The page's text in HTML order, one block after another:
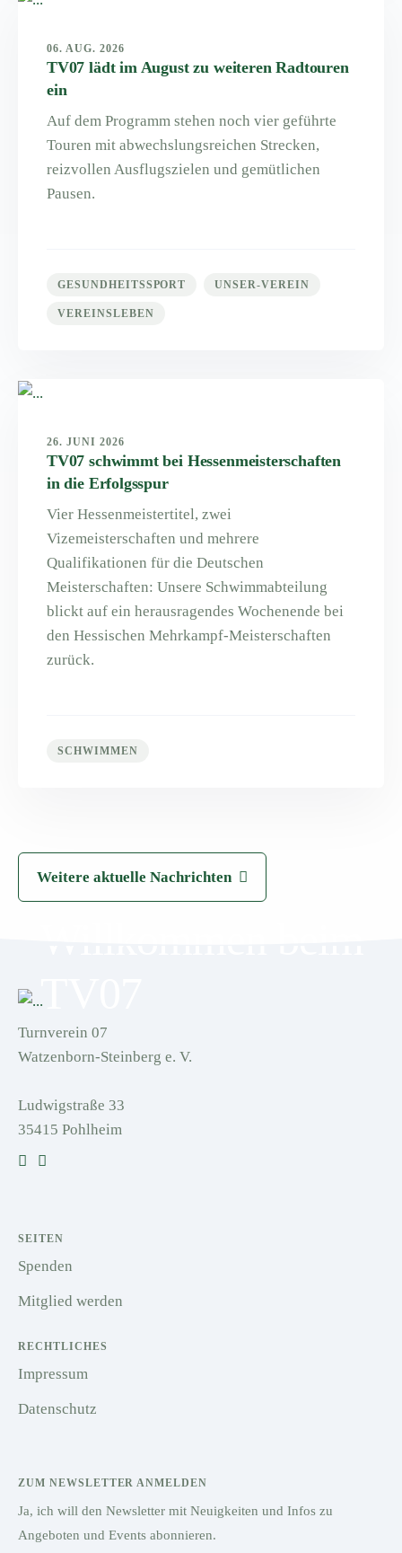
TV07
06. AUG. 2026
TV07 lädt im August zu weiteren Radtouren
ein
Auf dem Programm stehen noch vier geführte
Touren mit abwechslungsreichen Strecken,
reizvollen Ausflugszielen und gemütlichen
Pausen.
GESUNDHEITSSPORT UNSER-VEREIN
VEREINSLEBEN
26. JUNI 2026
TV07 schwimmt bei Hessenmeisterschaften
in die Erfolgsspur
Vier Hessenmeistertitel, zwei
Vizemeisterschaften und mehrere
Qualifikationen für die Deutschen
Meisterschaften: Unsere Schwimmabteilung
blickt auf ein herausragendes Wochenende bei
den Hessischen Mehrkampf-Meisterschaften
zurück.
SCHWIMMEN
Weitere aktuelle Nachrichten
Turnverein 07
Watzenborn-Steinberg e. V.
Ludwigstraße 33
35415 Pohlheim
SEITEN
Spenden
Mitglied werden
RECHTLICHES
Impressum
Datenschutz
ZUM NEWSLETTER ANMELDEN
Ja, ich will den Newsletter mit Neuigkeiten und Infos zu
Angeboten und Events abonnieren.